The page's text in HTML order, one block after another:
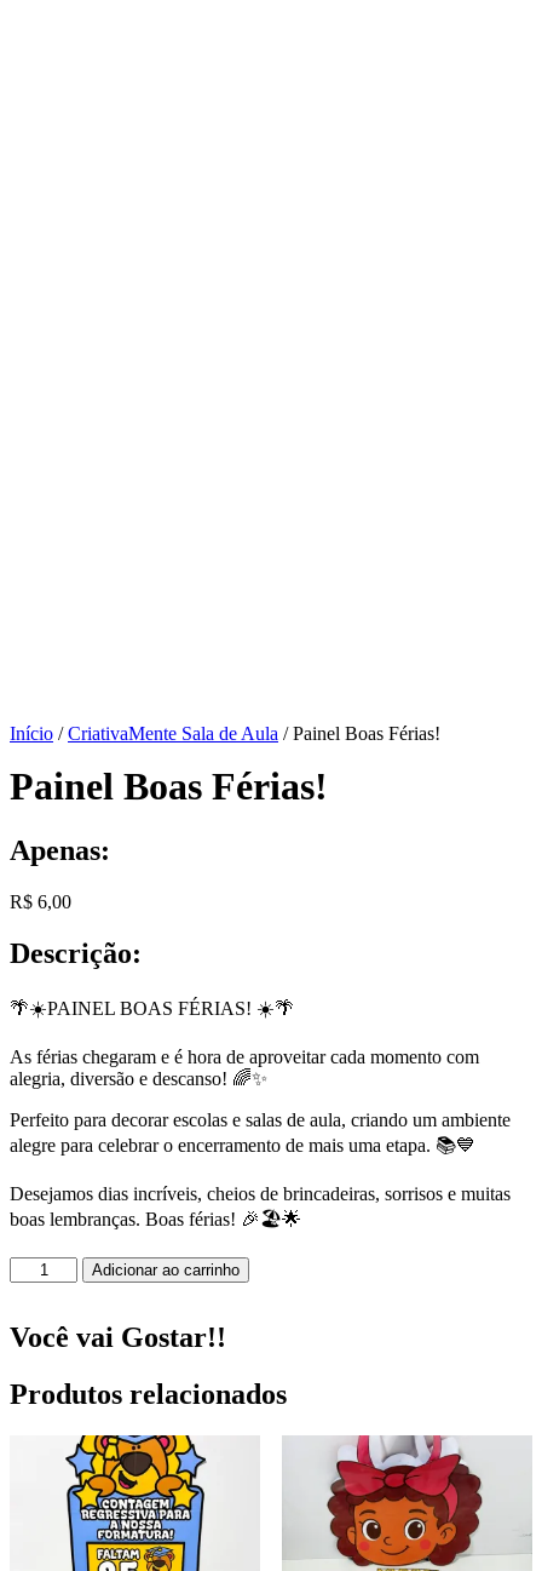
Início /CriativaMente Sala de Aula / Painel Boas Férias!
Painel Boas Férias!
Apenas:
R$ 6,00
Descrição:
🌴☀️PAINEL BOAS FÉRIAS! ☀️🌴
As férias chegaram e é hora de aproveitar cada momento com
alegria, diversão e descanso! 🌈✨
Perfeito para decorar escolas e salas de aula, criando um ambiente
alegre para celebrar o encerramento de mais uma etapa. 📚💙
Desejamos dias incríveis, cheios de brincadeiras, sorrisos e muitas
boas lembranças. Boas férias! 🎉🏖️🌟
Painel
Boas
quantidade
Adicionar ao carrinho
Você vai Gostar!!
Produtos relacionados